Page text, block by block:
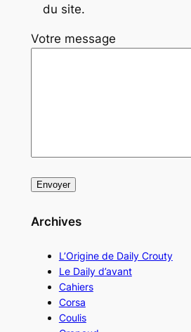
du site.
Votre message
Archives
L’Origine de Daily Crouty
Le Daily d’avant
Cahiers
Corsa
Coulis